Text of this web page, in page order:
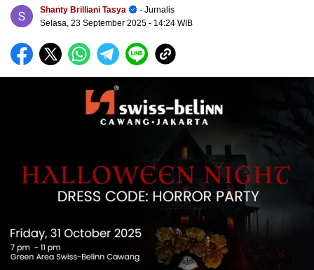
Shanty Brilliani Tasya
- Jurnalis
Selasa, 23 September 2025 - 14:24 WIB